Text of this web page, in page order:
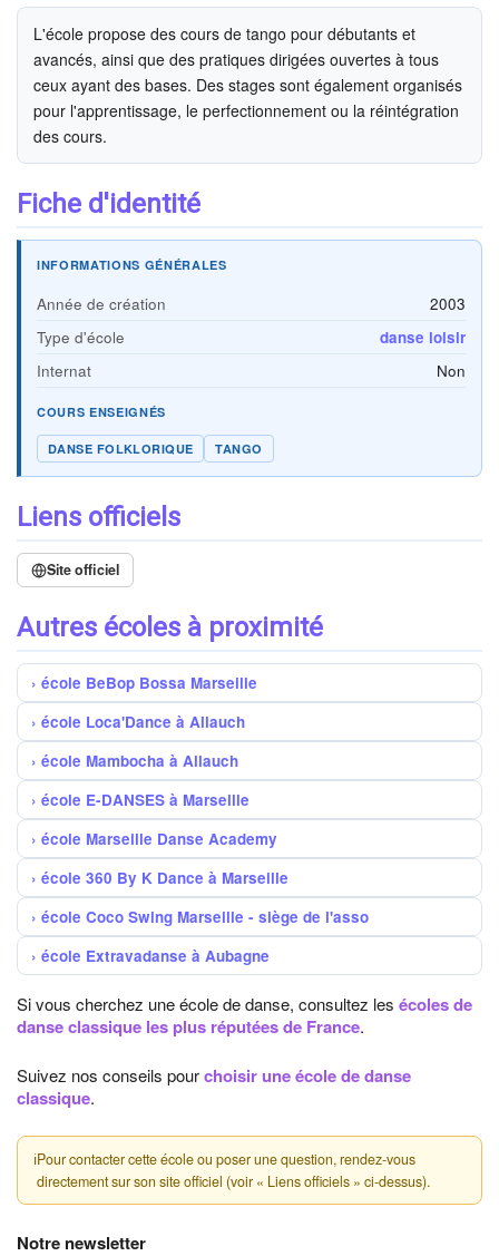
L'école propose des cours de tango pour débutants et
avancés, ainsi que des pratiques dirigées ouvertes à tous
ceux ayant des bases. Des stages sont également organisés
pour l'apprentissage, le perfectionnement ou la réintégration
des cours.
Fiche d'identité
INFORMATIONS GÉNÉRALES
Année de création
2003
Type d'école
danse loisir
Internat
Non
COURS ENSEIGNÉS
DANSE FOLKLORIQUE TANGO
Liens officiels
Site officiel
Autres écoles à proximité
école BeBop Bossa Marseille
école Loca'Dance à Allauch
école Mambocha à Allauch
école E-DANSES à Marseille
école Marseille Danse Academy
école 360 By K Dance à Marseille
école Coco Swing Marseille - siège de l'asso
école Extravadanse à Aubagne
Si vous cherchez une école de danse, consultez les écoles de
danse classique les plus réputées de France.
Suivez nos conseils pourchoisir une école de danse
classique.
ℹPour contacter cette école ou poser une question, rendez-vous
directement sur son site officiel (voir « Liens officiels » ci-dessus).
Notre newsletter